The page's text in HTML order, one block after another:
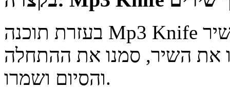
בעזרת תוכנה Mp3 Knife תוכלו לחתוך קטע מתוך שיר MP3
את השיר, סמנו את ההתחלה
והסיום ושמרו.